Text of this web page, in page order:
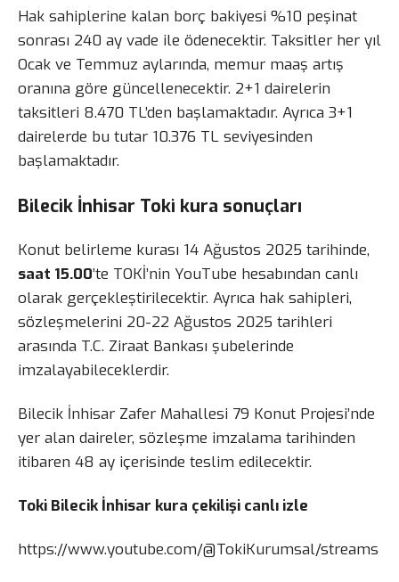
Hak sahiplerine kalan borç bakiyesi %10 peşinat
sonrası 240 ay vade ile ödenecektir. Taksitler her yıl
Ocak ve Temmuz aylarında, memur maaş artış
oranına göre güncellenecektir. 2+1 dairelerin
taksitleri 8.470 TL’den başlamaktadır. Ayrıca 3+1
dairelerde bu tutar 10.376 TL seviyesinden
başlamaktadır.
Bilecik İnhisar Toki kura sonuçları
Konut belirleme kurası 14 Ağustos 2025 tarihinde,
saat 15.00’te TOKİ’nin YouTube hesabından canlı
olarak gerçekleştirilecektir. Ayrıca hak sahipleri,
sözleşmelerini 20-22 Ağustos 2025 tarihleri
arasında T.C. Ziraat Bankası şubelerinde
imzalayabileceklerdir.
Bilecik İnhisar Zafer Mahallesi 79 Konut Projesi’nde
yer alan daireler, sözleşme imzalama tarihinden
itibaren 48 ay içerisinde teslim edilecektir.
Toki Bilecik İnhisar kura çekilişi canlı izle
https://www.youtube.com/@TokiKurumsal/streams